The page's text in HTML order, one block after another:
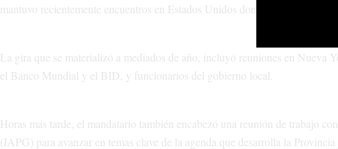
mantuvo recientemente encuentros en Estados Unidos donde compartió las
La gira que se materializó a mediados de año, incluyó reuniones en Nueva
el Banco Mundial y el BID, y funcionarios del gobierno local.
Horas más tarde, el mandatario también encabezó una reunión de trabajo
(IAPG) para avanzar en temas clave de la agenda que desarrolla la Provincia